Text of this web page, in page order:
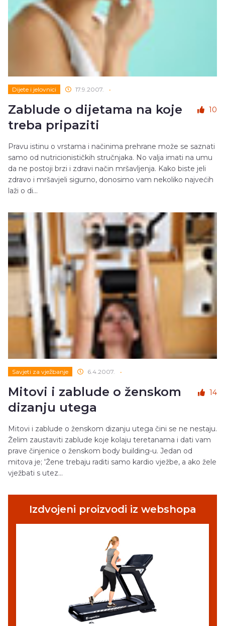
Dijete i jelovnici 17.9.2007. •
Zablude o dijetama na koje
treba pripaziti
10
Pravu istinu o vrstama i načinima prehrane može se saznati
samo od nutricionističkih stručnjaka. No valja imati na umu
da ne postoji brzi i zdravi način mršavljenja. Kako biste jeli
zdravo i mršavjeli sigurno, donosimo vam nekoliko najvećih
laži o di...
Savjeti za vježbanje 6.4.2007. •
Mitovi i zablude o ženskom
dizanju utega
14
Mitovi i zablude o ženskom dizanju utega čini se ne nestaju.
Želim zaustaviti zablude koje kolaju teretanama i dati vam
prave činjenice o ženskom body building-u. Jedan od
mitova je; 'Žene trebaju raditi samo kardio vježbe, a ako žele
vježbati s utez...
Izdvojeni proizvodi iz webshopa